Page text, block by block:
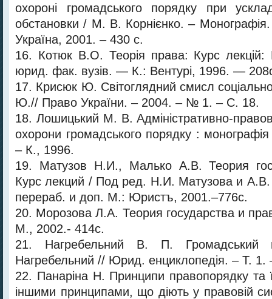
охороні громадського порядку при
обстановки / М. В. Корнієнко. – Монографія.
Україна, 2001. – 430 с.
16. Котюк В.О. Теорія права: Курс лекцій:
юрид. фак. вузів. — К.: Вентурі, 1996. —
17. Крисюк Ю. Світоглядний смисл
Ю.// Право України. – 2004. – № 1. – С. 18.
18. Лошицький М. В. Адміністративно-
охорони громадського порядку :
– К., 1996.
19. Матузов Н.И., Малько А.В. Теория
Курс лекций / Под ред. Н.И. Матузова и
перераб. и доп. М.: Юристъ, 2001.–776с.
20. Морозова Л.А. Теория государства и
М., 2002.- 414c.
21. Нагребельний В. П.
Нагребельний // Юрид. енциклопедія. – Т.
22. Панаріна Н. Принципи правопорядку та
іншими принципами, що діють у правовій